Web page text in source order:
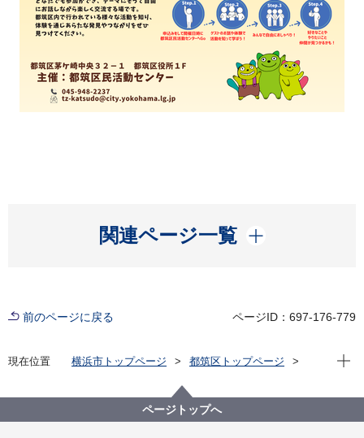
関連ページ一覧
開く
前のページに戻る ページID：697-176-779
現在位置 横浜市トップページ
都筑区トップページ
市民活動への支援
都筑区民活動センター
講座・イベント情報
令和８年度交流サロン
現在
ページトップへ